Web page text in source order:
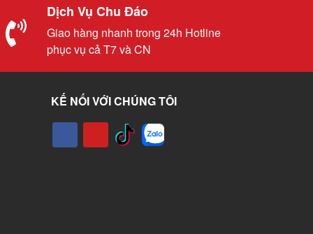
Dịch Vụ Chu Đáo
Giao hàng nhanh trong 24h Hotline
phục vụ cả T7 và CN
KẾ NỐI VỚI CHÚNG TÔI